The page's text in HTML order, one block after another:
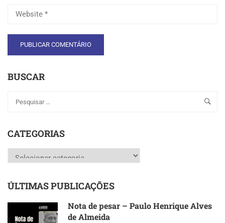
BUSCAR
CATEGORIAS
Categorias
ÚLTIMAS PUBLICAÇÕES
Nota de pesar – Paulo Henrique Alves
de Almeida